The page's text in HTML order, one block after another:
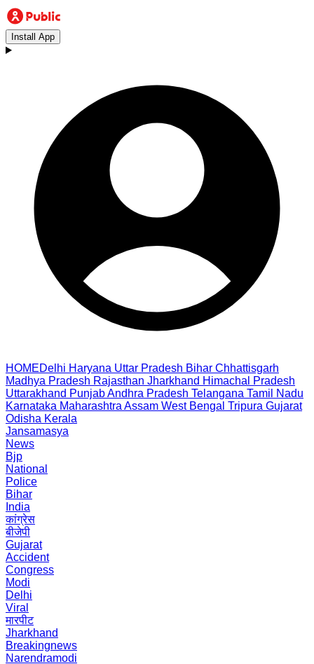
Install App
HOMEDelhi Haryana Uttar Pradesh Bihar Chhattisgarh
Madhya Pradesh Rajasthan Jharkhand Himachal Pradesh
Uttarakhand PunjabAndhra Pradesh Telangana Tamil Nadu
Karnataka Maharashtra Assam West Bengal Tripura Gujarat
Odisha Kerala
Jansamasya
News
Bjp
National
Police
Bihar
India
कांग्रेस
बीजेपी
Gujarat
Accident
Congress
Modi
Delhi
Viral
मारपीट
Jharkhand
Breakingnews
Narendramodi